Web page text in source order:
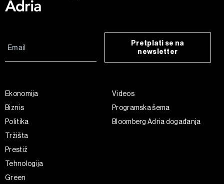
Pretplati se na
newsletter
Ekonomija
Biznis
Politika
Tržišta
Prestiž
Tehnologija
Green
Videos
Programska šema
Bloomberg Adria događanja